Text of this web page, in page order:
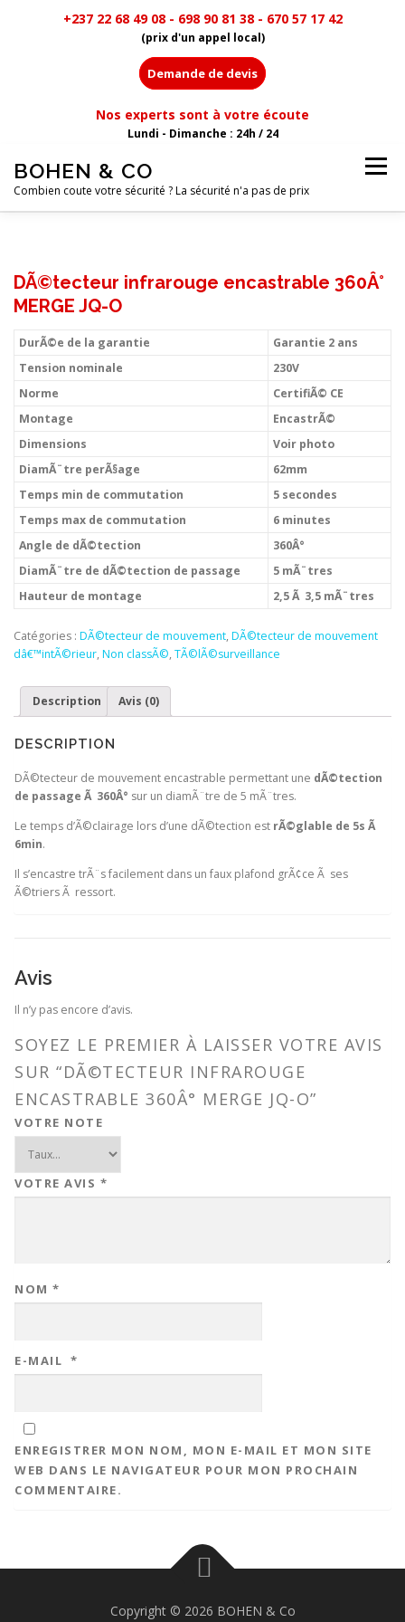
+237 22 68 49 08 - 698 90 81 38 - 670 57 17 42
(prix d'un appel local)
Demande de devis
Nos experts sont à votre écoute
Lundi - Dimanche : 24h / 24
contenu
BOHEN & CO
Combien coute votre sécurité ? La sécurité n'a pas de prix
Menu
DÃ©tecteur infrarouge encastrable 360Â°
MERGE JQ-O
DurÃ©e de la garantie
Garantie 2 ans
Tension nominale
230V
Norme
CertifiÃ© CE
Montage
EncastrÃ©
Dimensions
Voir photo
DiamÃ¨tre perÃ§age
62mm
Temps min de commutation
5 secondes
Temps max de commutation
6 minutes
Angle de dÃ©tection
360Â°
DiamÃ¨tre de dÃ©tection de passage
5 mÃ¨tres
Hauteur de montage
2,5 Ã 3,5 mÃ¨tres
Catégories : DÃ©tecteur de mouvement, DÃ©tecteur de mouvement
dâ€™intÃ©rieur, Non classÃ©, TÃ©lÃ©surveillance
Description Avis (0)
DESCRIPTION
DÃ©tecteur de mouvement encastrable permettant une dÃ©tection
de passage Ã 360Â° sur un diamÃ¨tre de 5 mÃ¨tres.
Le temps d’Ã©clairage lors d’une dÃ©tection est rÃ©glable de 5s Ã
6min.
Il s’encastre trÃ¨s facilement dans un faux plafond grÃ¢ce Ã ses
Ã©triers Ã ressort.
Avis
Il n’y pas encore d’avis.
SOYEZ LE PREMIER À LAISSER VOTRE AVIS
SUR “DÃ©TECTEUR INFRAROUGE
ENCASTRABLE 360Â° MERGE JQ-O”
VOTRE NOTE
VOTRE AVIS *
NOM *
E-MAIL *
ENREGISTRER MON NOM, MON E-MAIL ET MON SITE
WEB DANS LE NAVIGATEUR POUR MON PROCHAIN
COMMENTAIRE.
Copyright © 2026 BOHEN & Co